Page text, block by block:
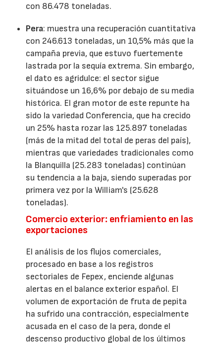
con 86.478 toneladas.
Pera: muestra una recuperación cuantitativa
con 246.613 toneladas, un 10,5% más que la
campaña previa, que estuvo fuertemente
lastrada por la sequía extrema. Sin embargo,
el dato es agridulce: el sector sigue
situándose un 16,6% por debajo de su media
histórica. El gran motor de este repunte ha
sido la variedad Conferencia, que ha crecido
un 25% hasta rozar las 125.897 toneladas
(más de la mitad del total de peras del país),
mientras que variedades tradicionales como
la Blanquilla (25.283 toneladas) continúan
su tendencia a la baja, siendo superadas por
primera vez por la William's (25.628
toneladas).
Comercio exterior: enfriamiento en las
exportaciones
El análisis de los flujos comerciales,
procesado en base a los registros
sectoriales de Fepex, enciende algunas
alertas en el balance exterior español. El
volumen de exportación de fruta de pepita
ha sufrido una contracción, especialmente
acusada en el caso de la pera, donde el
descenso productivo global de los últimos